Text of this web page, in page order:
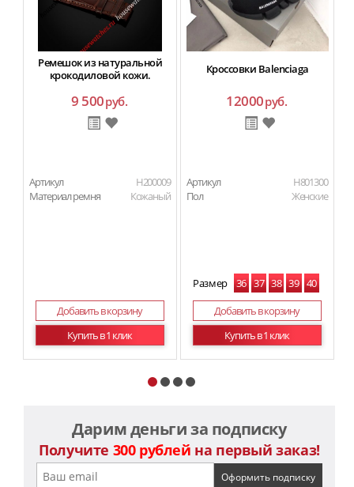
Ремешок из натуральной
крокодиловой кожи.
9 500руб.
Артикул
H200009
Материал ремня
Кожаный
Добавить в корзину
Купить в 1 клик
Кроссовки Balenciaga
12000руб.
Артикул
H801300
Пол
Женские
Размер 36 37 38 39 40
41
Добавить в корзину
Купить в 1 клик
Дарим деньги за подписку
Получите 300 рублей на первый заказ!